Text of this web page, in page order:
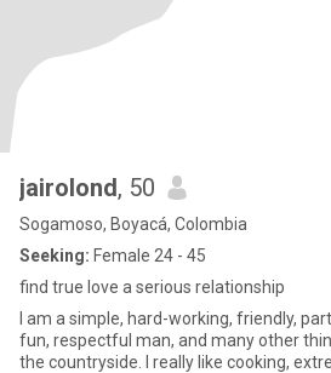
jairolond, 50
Sogamoso, Boyacá, Colombia
Seeking: Female 24 - 45
find true love a serious relationship
I am a simple, hard-working, friendly,
fun, respectful man, and many other
the countryside. I really like cooking,